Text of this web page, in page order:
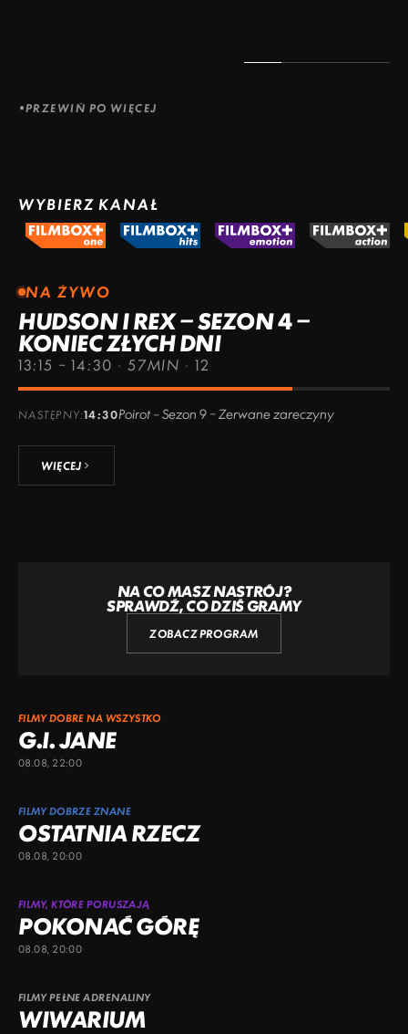
PRZEWIŃ PO WIĘCEJ
WYBIERZ KANAŁ
NA ŻYWO
HUDSON I REX – SEZON 4 –
KONIEC ZŁYCH DNI
13:15 – 14:30 · 57MIN ·12
NASTĘPNY:14:30Poirot – Sezon 9 – Zerwane zareczyny
WIĘCEJ
NA CO MASZ NASTRÓJ?
SPRAWDŹ, CO DZIŚ GRAMY
ZOBACZ PROGRAM
FILMY DOBRE NA WSZYSTKO
G.I. JANE
08.08, 22:00
FILMY DOBRZE ZNANE
OSTATNIA RZECZ
08.08, 20:00
FILMY, KTÓRE PORUSZAJĄ
POKONAĆ GÓRĘ
08.08, 20:00
FILMY PEŁNE ADRENALINY
WIWARIUM